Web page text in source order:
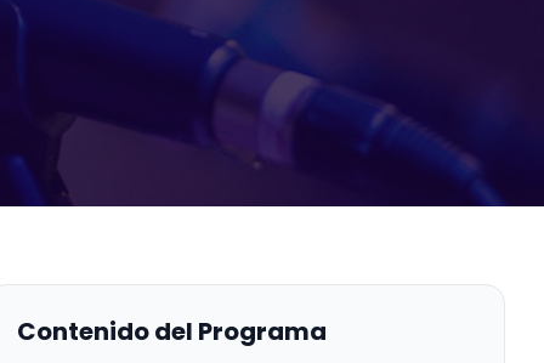
Contenido del Programa